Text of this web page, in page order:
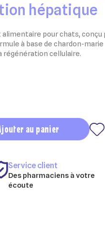
hépatique
pour chats, conçu
à base de chardon-marie
régénération cellulaire.
au panier
Service client
Des pharmaciens à votre
écoute